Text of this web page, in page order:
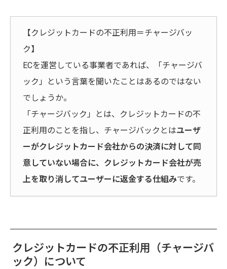
【クレジットカードの不正利用＝チャージバッ
ク】
ECを運営している事業者であれば、「チャージバ
ック」という言葉を聞いたことはあるのではない
でしょうか。
「チャージバック」とは、クレジットカードの不
正利用のことを指し、チャージバックとはユーザ
ーがクレジットカード会社からの決済に対して同
意していない場合に、クレジットカード会社が売
上を取り消してユーザーに返金する仕組みです。
クレジットカードの不正利用（チャージバ
ック）について